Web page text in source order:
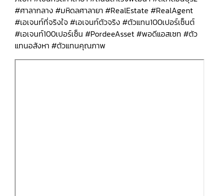
#ศาลากลาง #มหิดลศาลายา #RealEstate #RealAgent
#เอเจนท์ที่จริงใจ #เอเจนท์ตัวจริง #ตัวแทน100เปอร์เซ็นต์
#เอเจนท์100เปอร์เซ็น #PordeeAsset #พอดีแอสเซท #ตัว
แทนอสังหา #ตัวแทนคุณภาพ